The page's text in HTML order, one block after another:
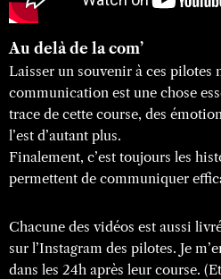
Au delà de la com’
Laisser un souvenir à ces pilotes
communication est une chose
trace de cette course, des
l’est d’autant plus.
Finalement, c’est toujours les
permettent de communiquer
Chacune des vidéos est aussi
sur l’Instagram des pilotes. Je
dans les 24h après leur course.